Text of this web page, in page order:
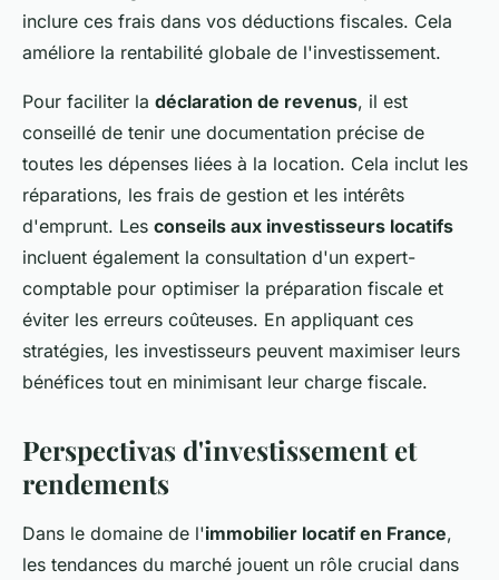
inclure ces frais dans vos déductions fiscales. Cela
améliore la rentabilité globale de l'investissement.
Pour faciliter la déclaration de revenus, il est
conseillé de tenir une documentation précise de
toutes les dépenses liées à la location. Cela inclut les
réparations, les frais de gestion et les intérêts
d'emprunt. Les conseils aux investisseurs locatifs
incluent également la consultation d'un expert-
comptable pour optimiser la préparation fiscale et
éviter les erreurs coûteuses. En appliquant ces
stratégies, les investisseurs peuvent maximiser leurs
bénéfices tout en minimisant leur charge fiscale.
Perspectivas d'investissement et
rendements
Dans le domaine de l'immobilier locatif en France,
les tendances du marché jouent un rôle crucial dans